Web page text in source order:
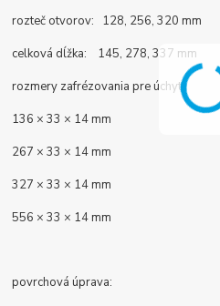
rozteč otvorov: 128, 256, 320 mm
celková dĺžka: 145, 278, 337 mm
rozmery zafrézovania pre úchyt:
136 × 33 × 14 mm
267 × 33 × 14 mm
327 × 33 × 14 mm
556 × 33 × 14 mm
povrchová úprava: